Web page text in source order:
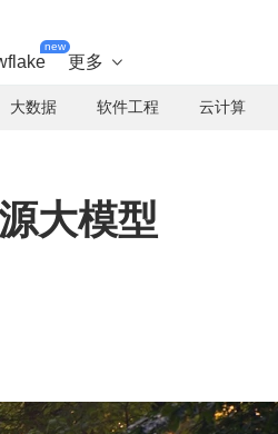
new
更多 
大数据 软件工程 云计算
大模型